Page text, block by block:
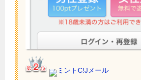
ミントC!Jメール